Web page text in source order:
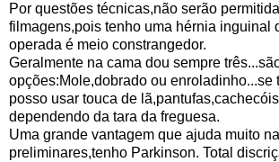
Por questões técnicas,não serão
filmagens,pois tenho uma hérnia inguinal
operada é meio constrangedor.
Geralmente na cama dou sempre
opções:Mole,dobrado ou enroladinho...se
posso usar touca de
dependendo da tara da freguesa.
Uma grande vantagem que ajuda muito
preliminares,tenho Parkinson. Total